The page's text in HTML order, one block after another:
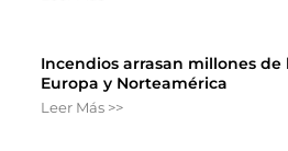
Incendios arrasan millones de
Europa y Norteamérica
Leer Más >>